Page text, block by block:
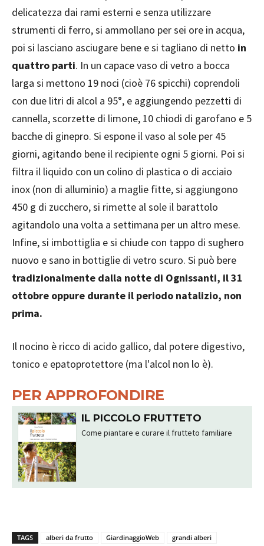
delicatezza dai rami esterni e senza utilizzare
strumenti di ferro, si ammollano per sei ore in acqua,
poi si lasciano asciugare bene e si tagliano di netto in
quattro parti. In un capace vaso di vetro a bocca
larga si mettono 19 noci (cioè 76 spicchi) coprendoli
con due litri di alcol a 95°, e aggiungendo pezzetti di
cannella, scorzette di limone, 10 chiodi di garofano e 5
bacche di ginepro. Si espone il vaso al sole per 45
giorni, agitando bene il recipiente ogni 5 giorni. Poi si
filtra il liquido con un colino di plastica o di acciaio
inox (non di alluminio) a maglie fitte, si aggiungono
450 g di zucchero, si rimette al sole il barattolo
agitandolo una volta a settimana per un altro mese.
Infine, si imbottiglia e si chiude con tappo di sughero
nuovo e sano in bottiglie di vetro scuro. Si può bere
tradizionalmente dalla notte di Ognissanti, il 31
ottobre oppure durante il periodo natalizio, non
prima.
Il nocino è ricco di acido gallico, dal potere digestivo,
tonico e epatoprotettore (ma l'alcol non lo è).
PER APPROFONDIRE
IL PICCOLO FRUTTETO
Come piantare e curare il frutteto familiare
TAGS alberi da frutto GiardinaggioWeb
grandi alberi